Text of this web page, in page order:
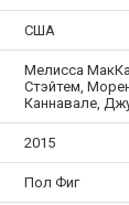
США
Мелисса
Стэйтем,
Каннавале,
2015
Пол Фиг